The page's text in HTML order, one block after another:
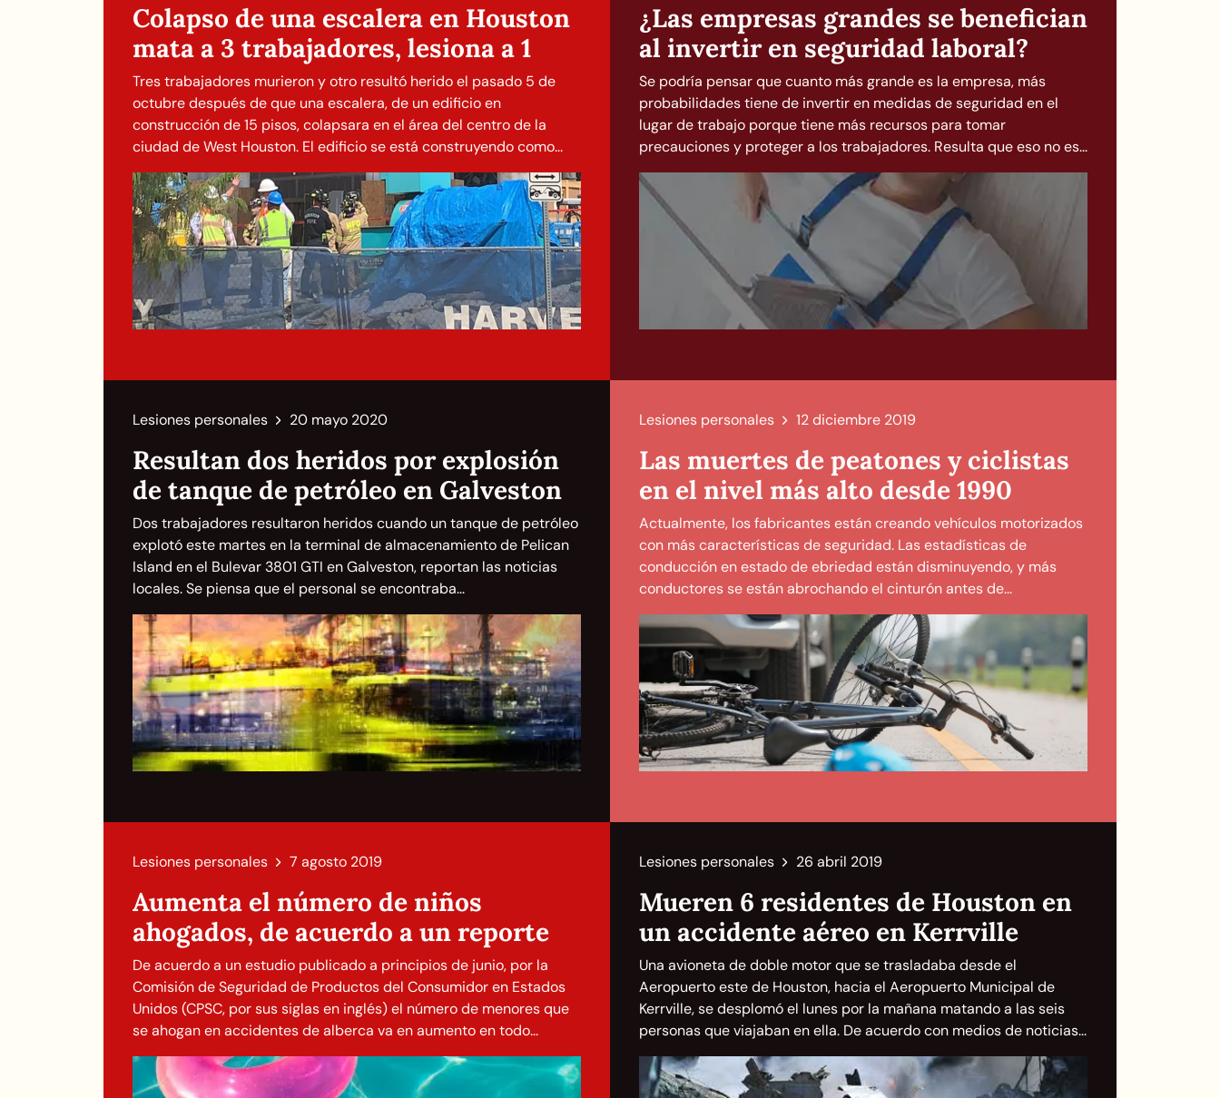
Colapso de una escalera en Houston
mata a 3 trabajadores, lesiona a 1
Tres trabajadores murieron y otro resultó herido el pasado 5 de
octubre después de que una escalera, de un edificio en
construcción de 15 pisos, colapsara en el área del centro de la
ciudad de West Houston. El edificio se está construyendo como...
¿Las empresas grandes se benefician
al invertir en seguridad laboral?
Se podría pensar que cuanto más grande es la empresa, más
probabilidades tiene de invertir en medidas de seguridad en el
lugar de trabajo porque tiene más recursos para tomar
precauciones y proteger a los trabajadores. Resulta que eso no es...
Lesiones personales 20 mayo 2020
Resultan dos heridos por explosión
de tanque de petróleo en Galveston
Dos trabajadores resultaron heridos cuando un tanque de petróleo
explotó este martes en la terminal de almacenamiento de Pelican
Island en el Bulevar 3801 GTI en Galveston, reportan las noticias
locales. Se piensa que el personal se encontraba...
Lesiones personales 12 diciembre 2019
Las muertes de peatones y ciclistas
en el nivel más alto desde 1990
Actualmente, los fabricantes están creando vehículos motorizados
con más características de seguridad. Las estadísticas de
conducción en estado de ebriedad están disminuyendo, y más
conductores se están abrochando el cinturón antes de...
Lesiones personales 7 agosto 2019
Aumenta el número de niños
ahogados, de acuerdo a un reporte
De acuerdo a un estudio publicado a principios de junio, por la
Comisión de Seguridad de Productos del Consumidor en Estados
Unidos (CPSC, por sus siglas en inglés) el número de menores que
se ahogan en accidentes de alberca va en aumento en todo...
Lesiones personales 26 abril 2019
Mueren 6 residentes de Houston en
un accidente aéreo en Kerrville
Una avioneta de doble motor que se trasladaba desde el
Aeropuerto este de Houston, hacia el Aeropuerto Municipal de
Kerrville, se desplomó el lunes por la mañana matando a las seis
personas que viajaban en ella. De acuerdo con medios de noticias...